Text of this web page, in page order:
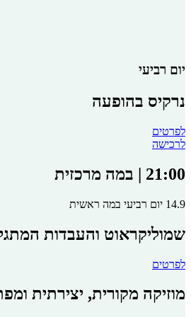
יום רביעי
נרקיס בהופעה
לפרטים
לרכישה
21:00 | במה מרכזית
14.9 יום רביעי במה ראשית
שמוליקראוט והעבדות
לפרטים
מוזיקה מקורית, יצירתית